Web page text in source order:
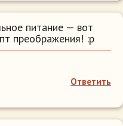
питание — вот
преображения! :p
Ответить